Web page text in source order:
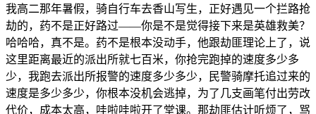
我高二那年暑假，骑自行车去香山写生，正好遇见一个拦路抢
劫的，药不是正好路过——你是不是觉得接下来是英雄救美？
哈哈哈，真不是。药不是根本没动手，他跟劫匪理论上了，说
这里距离最近的派出所就七百米，你抢完跑掉的速度多少多
少，我跑去派出所报警的速度多少多少，民警骑摩托追过来的
速度是多少多少，你根本没机会逃掉，为了几支画笔付出劳改
代价，成本太高，哇啦哇啦开了堂课。那劫匪估计听烦了，骂